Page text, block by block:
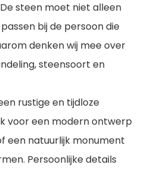
steen moet niet alleen
bij de persoon die
denken wij mee over
steensoort en
rustige en tijdloze
voor een modern ontwerp
een natuurlijk monument
Persoonlijke details